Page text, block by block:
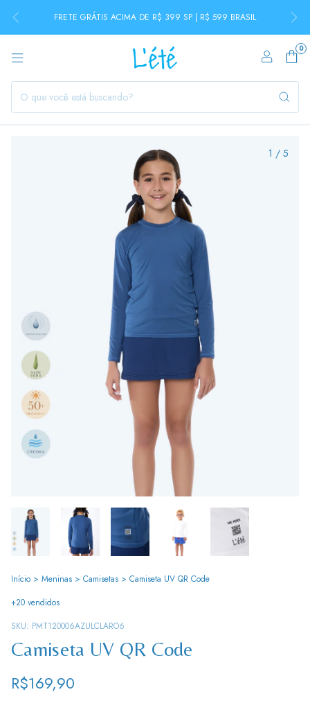
FRETE GRÁTIS ACIMA DE R$ 399 SP | R$ 599 BRASIL
0
1 / 5
Início > Meninas > Camisetas > Camiseta UV QR Code
+20 vendidos
SKU: PMT120006AZULCLARO6
Camiseta UV QR Code
R$169,90